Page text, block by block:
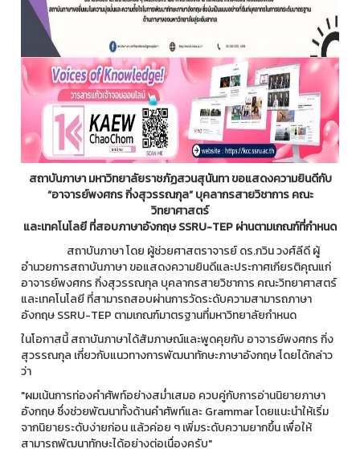
สถาบันภาษา มหาวิทยาลัยราชภัฏสวนสุนันทา ขอแสดงความยินดีกับ
“อาจารย์พงศกร กิ่งสุวรรณกุล” บุคลากรสายวิชาการ คณะ
วิทยาศาสตร์
และเทคโนโลยี ที่สอบภาษาอังกฤษ SSRU-TEP ผ่านตามเกณฑ์ที่กำหนด
สถาบันภาษา โดย ผู้ช่วยศาสตราจารย์ ดร.กวิน วงศ์ลีดี ผู้
อำนวยการสถาบันภาษา ขอแสดงความยินดีและประกาศเกียรติคุณแก่
อาจารย์พงศกร กิ่งสุวรรณกุล บุคลากรสายวิชาการ คณะวิทยาศาสตร์
และเทคโนโลยี ที่สามารถสอบผ่านการวัดระดับความสามารถภาษา
อังกฤษ SSRU-TEP ตามเกณฑ์มาตรฐานที่มหาวิทยาลัยกำหนด
ในโอกาสนี้ สถาบันภาษาได้สัมภาษณ์และพูดคุยกับ อาจารย์พงศกร กิ่ง
สุวรรณกุล เกี่ยวกับแนวทางการพัฒนาทักษะภาษาอังกฤษ โดยได้กล่าว
ว่า
"ผมเน้นการท่องคำศัพท์อย่างสม่ำเสมอ ควบคู่กับการอ่านนิยายภาษา
อังกฤษ ซึ่งช่วยพัฒนาทั้งด้านคำศัพท์และ Grammar โดยแนะนำให้เริ่ม
จากนิยายระดับง่ายก่อน แล้วค่อย ๆ เพิ่มระดับความยากขึ้น เพื่อให้
สามารถพัฒนาทักษะได้อย่างต่อเนื่องครับ"